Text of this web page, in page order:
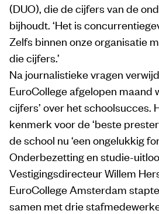
(DUO), die de cijfers van de
bijhoudt. ‘Het is
Zelfs binnen onze organisatie
die cijfers.’
Na journalistieke vragen
EuroCollege afgelopen maand
cijfers’ over het schoolsucces.
kenmerk voor de ‘beste
de school nu ‘een ongelukkig
Onderbezetting en studie-
Vestigingsdirecteur Willem
EuroCollege Amsterdam
samen met drie